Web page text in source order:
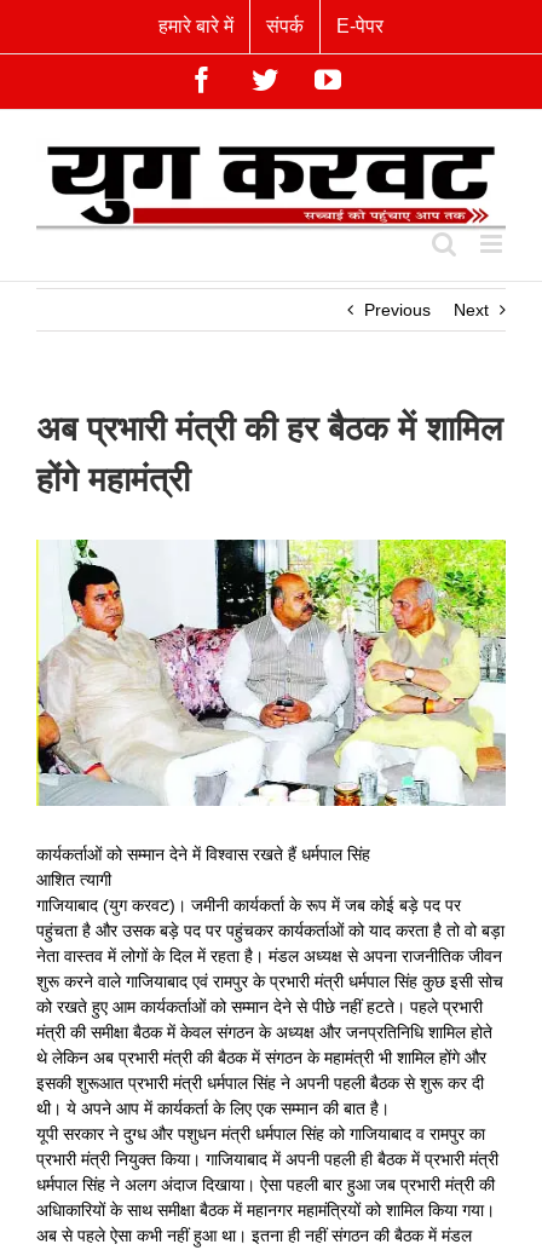
हमारे बारे में संपर्क E-पेपर
Facebook
TwitterYouTube
Previous Next
अब प्रभारी मंत्री की हर बैठक में शामिल
होंगे महामंत्री
View
Larger
Image
कार्यकर्ताओं को सम्मान देने में विश्वास रखते हैं धर्मपाल सिंह
आशित त्यागी
गाजियाबाद (युग करवट)। जमीनी कार्यकर्ता के रूप में जब कोई बड़े पद पर
पहुंचता है और उसक बड़े पद पर पहुंचकर कार्यकर्ताओं को याद करता है तो वो बड़ा
नेता वास्तव में लोगों के दिल में रहता है। मंडल अध्यक्ष से अपना राजनीतिक जीवन
शुरू करने वाले गाजियाबाद एवं रामपुर के प्रभारी मंत्री धर्मपाल सिंह कुछ इसी सोच
को रखते हुए आम कार्यकर्ताओं को सम्मान देने से पीछे नहीं हटते। पहले प्रभारी
मंत्री की समीक्षा बैठक में केवल संगठन के अध्यक्ष और जनप्रतिनिधि शामिल होते
थे लेकिन अब प्रभारी मंत्री की बैठक में संगठन के महामंत्री भी शामिल होंगे और
इसकी शुरूआत प्रभारी मंत्री धर्मपाल सिंह ने अपनी पहली बैठक से शुरू कर दी
थी। ये अपने आप में कार्यकर्ता के लिए एक सम्मान की बात है।
यूपी सरकार ने दुग्ध और पशुधन मंत्री धर्मपाल सिंह को गाजियाबाद व रामपुर का
प्रभारी मंत्री नियुक्त किया। गाजियाबाद में अपनी पहली ही बैठक में प्रभारी मंत्री
धर्मपाल सिंह ने अलग अंदाज दिखाया। ऐसा पहली बार हुआ जब प्रभारी मंत्री की
अधिाकारियों के साथ समीक्षा बैठक में महानगर महामंत्रियों को शामिल किया गया।
अब से पहले ऐसा कभी नहीं हुआ था। इतना ही नहीं संगठन की बैठक में मंडल